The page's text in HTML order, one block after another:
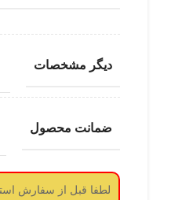
دیگر مشخصات
ضمانت محصول
لطفا قبل از سفارش